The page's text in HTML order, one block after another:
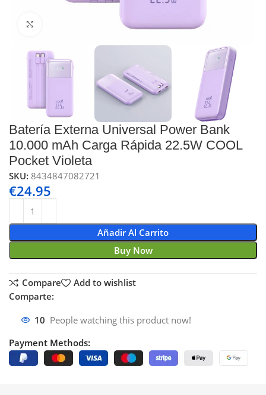
Batería Externa Universal Power Bank
10.000 mAh Carga Rápida 22.5W COOL
Pocket Violeta
SKU:8434847082721
€24.95
Añadir Al Carrito
Buy Now
Compare
Add to wishlist
Comparte:
10 People watching this product now!
Payment Methods: